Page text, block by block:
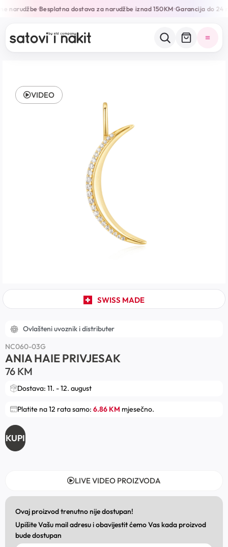
narudžbe•Besplatna dostava za narudžbe iznad 150KM•Garancija do 24
SWISS MADE
VIDEO
Ovlašteni uvoznik i distributer
NC060-03G
ANIA HAIE PRIVJESAK
76 KM
Dostava: 11. - 12. august
Platite na 12 rata samo: 6.86 KM mjesečno.
KUPI
LIVE VIDEO PROIZVODA
Ovaj proizvod trenutno nije dostupan!
Upišite Vašu mail adresu i obavijestit ćemo Vas kada proizvod
bude dostupan